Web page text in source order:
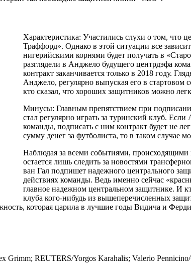
Характеристика: Участились слухи о том, что
Траффорд». Однако в этой ситуации все
нигерийскими корнями будет получать в
разглядели в Анджело будущего центрдэфа
контракт заканчивается только в 2018 году.
Анджело, регулярно выпуская его в стартовом
кто сказал, что хороших защитников можно
Минусы: Главным препятствием при
стал регулярно играть за туринский клуб.
команды, подписать с ним контракт будет не
сумму денег за футболиста, то в таком случае
Наблюдая за всеми событиями,
остается лишь следить за новостями
ван Гал подпишет надежного центрального
действиях команды. Ведь именно сейчас
главное надежном центральном защитнике. И
клуба кого-нибудь из вышеперечисленных
которая царила в лучшие годы Видича и
REUTERS/Yorgos Karahalis; Valerio